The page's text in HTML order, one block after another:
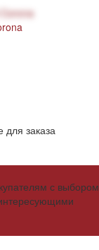
для заказа
с выбором